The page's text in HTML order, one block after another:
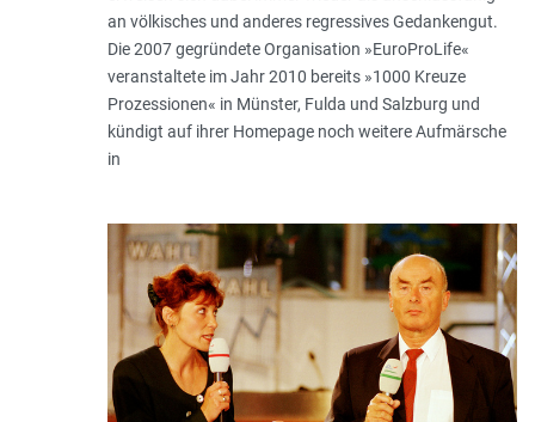
an völkisches und anderes regressives Gedankengut.
Die 2007 gegründete Organisation »EuroProLife«
veranstaltete im Jahr 2010 bereits »1000 Kreuze
Prozessionen« in Münster, Fulda und Salzburg und
kündigt auf ihrer Homepage noch weitere Aufmärsche
in